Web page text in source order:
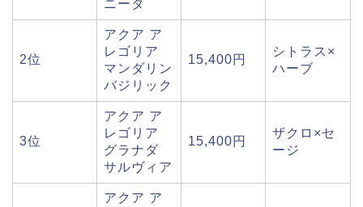
ニータ
2位
アクア ア
レゴリア
マンダリン
バジリック
15,400円
シトラス×
ハーブ
3位
アクア ア
レゴリア
グラナダ
サルヴィア
15,400円
ザクロ×セ
ージ
アクア ア